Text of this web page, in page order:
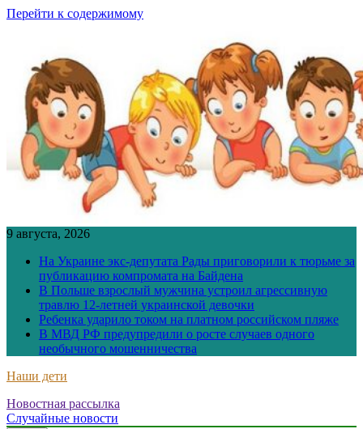
Перейти к содержимому
9 августа, 2026
На Украине экс-депутата Рады приговорили к тюрьме за
публикацию компромата на Байдена
В Польше взрослый мужчина устроил агрессивную
травлю 12-летней украинской девочки
Ребенка ударило током на платном российском пляже
В МВД РФ предупредили о росте случаев одного
необычного мошенничества
Наши дети
Новостная рассылка
Случайные новости